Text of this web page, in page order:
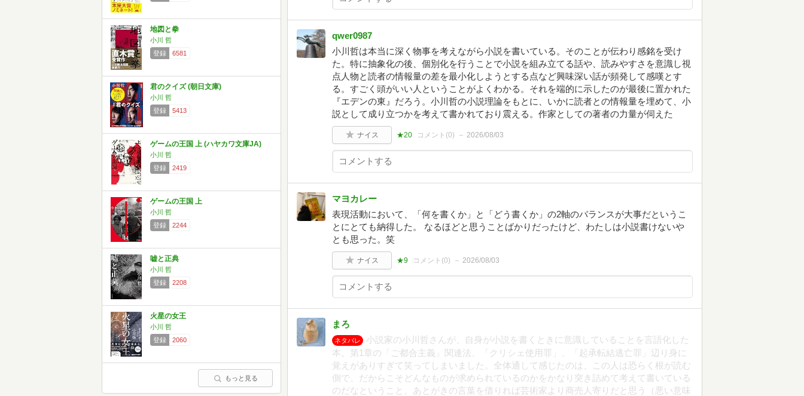
地図と拳
小川 哲
登録
6581
君のクイズ (朝日文庫)
小川 哲
登録
5413
ゲームの王国 上 (ハヤカワ文庫JA)
小川 哲
登録
2419
ゲームの王国 上
小川 哲
登録
2244
嘘と正典
小川 哲
登録
2208
火星の女王
小川 哲
登録
2060
もっと見る
qwer0987
小川哲は本当に深く物事を考えながら小説を書いている。そのことが伝わり感銘を受け
た。特に抽象化の後、個別化を行うことで小説を組み立てる話や、読みやすさを意識し視
点人物と読者の情報量の差を最小化しようとする点など興味深い話が頻発して感嘆とす
る。すごく頭がいい人ということがよくわかる。それを端的に示したのが最後に置かれた
『エデンの東』だろう。小川哲の小説理論をもとに、いかに読者との情報量を埋めて、小
説として成り立つかを考えて書かれており震える。作家としての著者の力量が伺えた
ナイス ★20 コメント(0) 2026/08/03
マヨカレー
表現活動において、「何を書くか」と「どう書くか」の2軸のバランスが大事だというこ
とにとても納得した。 なるほどと思うことばかりだったけど、わたしは小説書けないや
とも思った。笑
ナイス ★9 コメント(0) 2026/08/03
まろ
ネタバレ
小説家の小川哲さんが、自身が小説を書くときに意識していることを言語化した
本。第1章の「ご都合主義」関連法、「クリシェ使用罪」、「起承転結逃亡罪」辺り身に
覚えがありすぎて笑ってしまいました。全体通して感じたのは、この人は恐らく根が読む
側で、だからこそどんなものが求められているのかをかなり突き詰めて考えて書いている
のだなということ。あとがきの言葉を借りれば芸術家より商売人寄りだと思う（悪い意味